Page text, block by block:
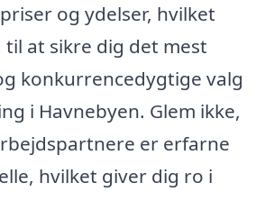
og ydelser, hvilket
at sikre dig det mest
konkurrencedygtige valg
i Havnebyen. Glem ikke,
er erfarne
hvilket giver dig ro i